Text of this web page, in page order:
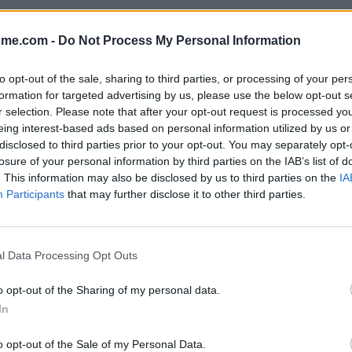
- Do Not Process My Personal Information
opt-out of the sale, sharing to third parties, or processing of your
for targeted advertising by us, please use the below opt-out
selection. Please note that after your opt-out request is processed
interest-based ads based on personal information utilized by us
to third parties prior to your opt-out. You may separately
of your personal information by third parties on the IAB’s list of
This information may also be disclosed by us to third parties on the
Participants that may further disclose it to other third parties.
Data Processing Opt Outs
opt-out of the Sharing of my personal data.
opt-out of the Sale of my Personal Data.